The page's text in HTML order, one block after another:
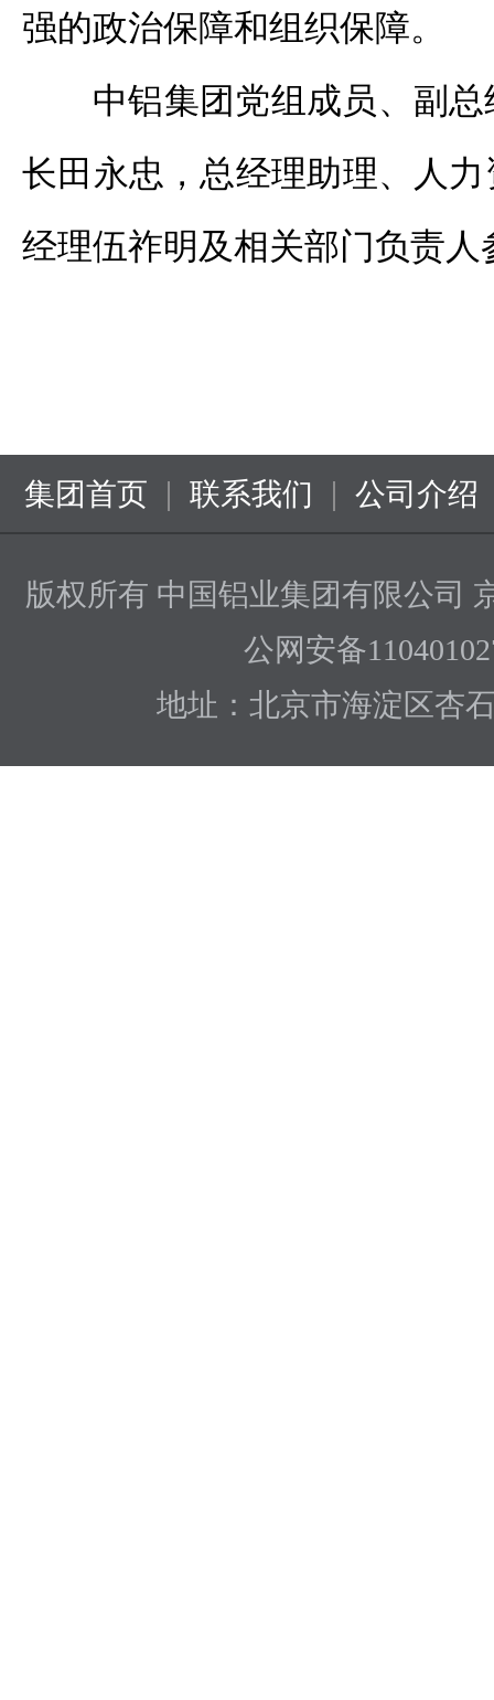
强的政治保障和组织保障。
中铝集团党组成员、副
长田永忠，总经理助理、人
经理伍祚明及相关部门负责人
集团首页 | 联系我们 | 公司介绍
版权所有 中国铝业集团有限公司
公网安备
地址：北京市海淀区杏